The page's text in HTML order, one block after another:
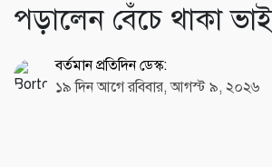
পড়ালেন বেঁচে থাকা ভাই
বর্তমান প্রতিদিন ডেস্ক:
১৯ দিন আগে রবিবার, আগস্ট ৯, ২০২৬